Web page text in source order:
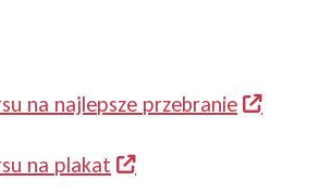
na najlepsze przebranie
na plakat